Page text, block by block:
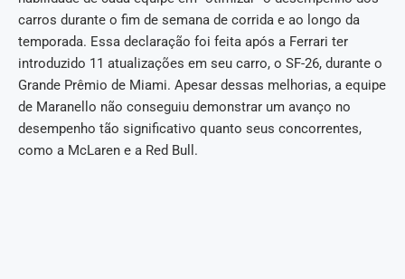
carros durante o fim de semana de corrida e ao longo da
temporada. Essa declaração foi feita após a Ferrari ter
introduzido 11 atualizações em seu carro, o SF-26, durante o
Grande Prêmio de Miami. Apesar dessas melhorias, a equipe
de Maranello não conseguiu demonstrar um avanço no
desempenho tão significativo quanto seus concorrentes,
como a McLaren e a Red Bull.